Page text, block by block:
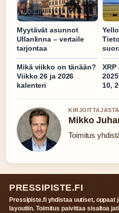
Myytävät asunnot
Ullanlinna – vertaile
tarjontaa
Mikä viikko on tänään?
Viikko 26 ja 2026
kalenteri
XRP
10,
KIRJOITTAJASTA
Mikko
Toimitus
PRESSIPISTE.FI
Pressipiste.fi yhdistaa uutiset,
layoutiin. Toimitus paivittaa sisaltoa